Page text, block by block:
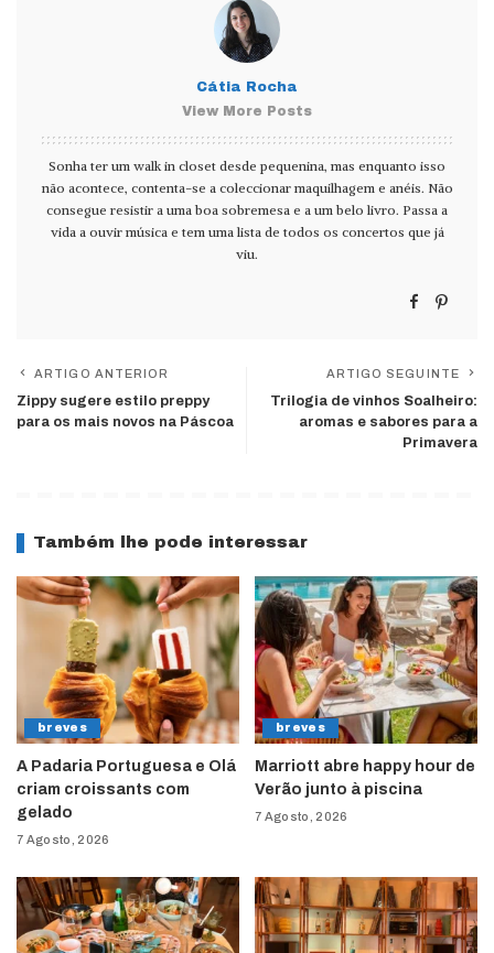
Cátia Rocha
View More Posts
Sonha ter um walk in closet desde pequenina, mas enquanto isso
não acontece, contenta-se a coleccionar maquilhagem e anéis. Não
consegue resistir a uma boa sobremesa e a um belo livro. Passa a
vida a ouvir música e tem uma lista de todos os concertos que já
viu.
ARTIGO ANTERIOR
Zippy sugere estilo preppy
para os mais novos na Páscoa
ARTIGO SEGUINTE
Trilogia de vinhos Soalheiro:
aromas e sabores para a
Primavera
Também lhe pode interessar
breves
A Padaria Portuguesa e Olá
criam croissants com
gelado
7 Agosto, 2026
breves
Marriott abre happy hour de
Verão junto à piscina
7 Agosto, 2026